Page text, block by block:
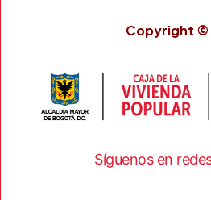
Copyright ©
Síguenos en